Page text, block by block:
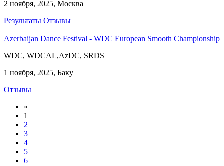
2 ноября, 2025, Москва
Результаты Отзывы
Azerbaijan Dance Festival - WDC European Smooth Championship
WDC, WDCAL,AzDC, SRDS
1 ноября, 2025, Баку
Отзывы
«
1
2
3
4
5
6